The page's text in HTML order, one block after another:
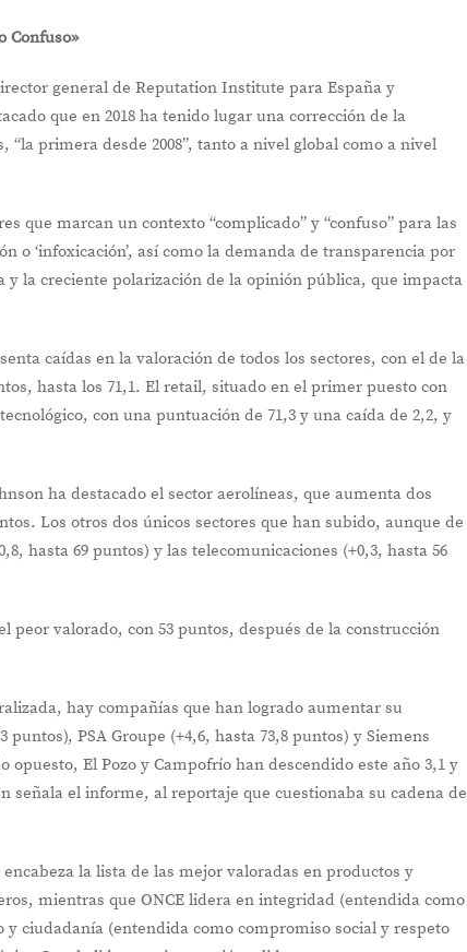
Confuso»
general de Reputation Institute para España y
que en 2018 ha tenido lugar una corrección de la
primera desde 2008”, tanto a nivel global como a nivel
que marcan un contexto “complicado” y “confuso” para las
o ‘infoxicación’, así como la demanda de transparencia por
la creciente polarización de la opinión pública, que impacta
caídas en la valoración de todos los sectores, con el de la
hasta los 71,1. El retail, situado en el primer puesto con
con una puntuación de 71,3 y una caída de 2,2, y
ha destacado el sector aerolíneas, que aumenta dos
Los otros dos únicos sectores que han subido, aunque de
hasta 69 puntos) y las telecomunicaciones (+0,3, hasta 56
peor valorado, con 53 puntos, después de la construcción
hay compañías que han logrado aumentar su
PSA Groupe (+4,6, hasta 73,8 puntos) y Siemens
opuesto, El Pozo y Campofrío han descendido este año 3,1 y
señala el informe, al reportaje que cuestionaba su cadena de
la lista de las mejor valoradas en productos y
mientras que ONCE lidera en integridad (entendida como
ciudadanía (entendida como compromiso social y respeto